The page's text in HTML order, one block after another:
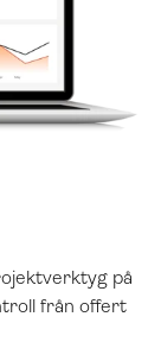
på
från offert